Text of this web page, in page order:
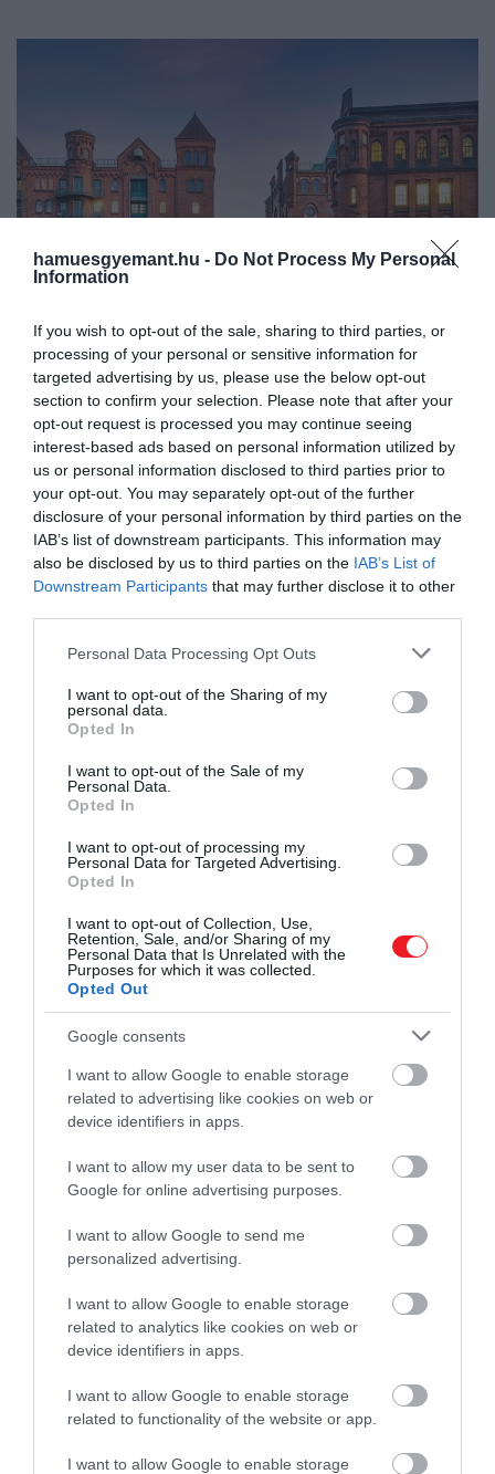
hamuesgyemant.hu - Do Not Process My Personal
Information
If you wish to opt-out of the sale, sharing to third parties, or
processing of your personal or sensitive information for
targeted advertising by us, please use the below opt-out
section to confirm your selection. Please note that after your
opt-out request is processed you may continue seeing
interest-based ads based on personal information utilized by
us or personal information disclosed to third parties prior to
your opt-out. You may separately opt-out of the further
disclosure of your personal information by third parties on the
IAB’s list of downstream participants. This information may
also be disclosed by us to third parties on the IAB’s List of
Downstream Participants that may further disclose it to other
Please note that this website/app uses one or more Google
not limited to your visit or usage behaviour. You may click to
grant or deny consent to Google and its third-party tags to
use your data for below specified purposes in below Google
consent section.
Personal Data Processing Opt Outs
I want to opt-out of the Sharing of my
personal data.
Opted In
I want to opt-out of the Sale of my
Personal Data.
Opted In
I want to opt-out of processing my
Personal Data for Targeted Advertising.
Opted In
I want to opt-out of Collection, Use,
Retention, Sale, and/or Sharing of my
Personal Data that Is Unrelated with the
Purposes for which it was collected.
Opted Out
Google consents
I want to allow Google to enable storage
related to advertising like cookies on web or
device identifiers in apps.
I want to allow my user data to be sent to
Google for online advertising purposes.
I want to allow Google to send me
personalized advertising.
I want to allow Google to enable storage
related to analytics like cookies on web or
device identifiers in apps.
I want to allow Google to enable storage
related to functionality of the website or app.
I want to allow Google to enable storage
A tavasz beköszöntével minden ember
mozgás iránti vágya megnő: vannak, akik
teraszozni ugranak ki a belvárosba,
vannak, akik túrázni mennek és olyanok is
külföldi városokat részesítik előnyben, és
mindig örülnek, ha…
2025. ÁPRILIS 28. ● HAMU ÉS GYÉMÁNT
Több mint 2500 hidat találunk
ebben a gyönyörű német…
HAMU ÉS GYÉMÁNT